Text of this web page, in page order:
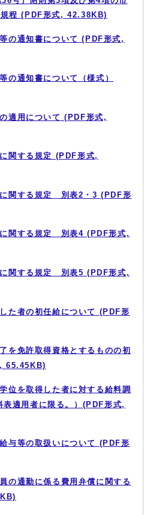
程 (PDF形式, 42.38KB)
の通知書について (PDF形式,
の通知書について（様式）
適用について (PDF形式,
関する規定 (PDF形式,
関する規定 別表2・3 (PDF形
関する規定 別表4 (PDF形式,
関する規定 別表5 (PDF形式,
た者の初任給について (PDF形
を免許取得資格とするものの初
65.45KB)
位を取得した者に対する給料調
適用者に限る。）(PDF形式,
与等の取扱いについて (PDF形
の通勤に係る費用弁償に関する